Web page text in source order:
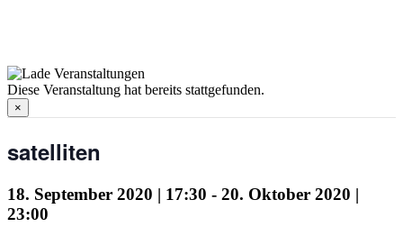
Diese Veranstaltung hat bereits stattgefunden.
×
satelliten
18. September 2020 | 17:30 - 20. Oktober 2020 |
23:00